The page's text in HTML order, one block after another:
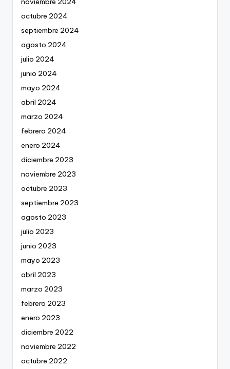
octubre 2024
septiembre 2024
agosto 2024
julio 2024
junio 2024
mayo 2024
abril 2024
marzo 2024
febrero 2024
enero 2024
diciembre 2023
noviembre 2023
octubre 2023
septiembre 2023
agosto 2023
julio 2023
junio 2023
mayo 2023
abril 2023
marzo 2023
febrero 2023
enero 2023
diciembre 2022
noviembre 2022
octubre 2022